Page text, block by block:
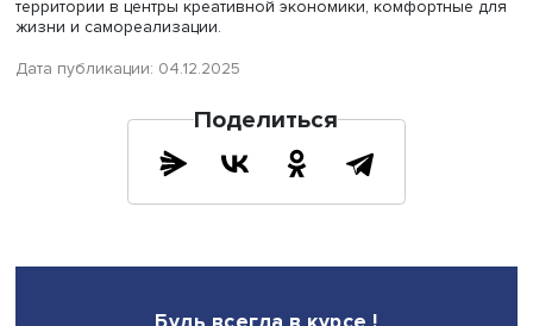
В ноябре текущего года Альметьевске завершился
организованный компанией «Татнефть» и АНО
экспертов и 1,5 тысячи участников на 37 тематических
которые работали над тем, как превратить
территории в центры креативной экономики,
жизни и самореализации.